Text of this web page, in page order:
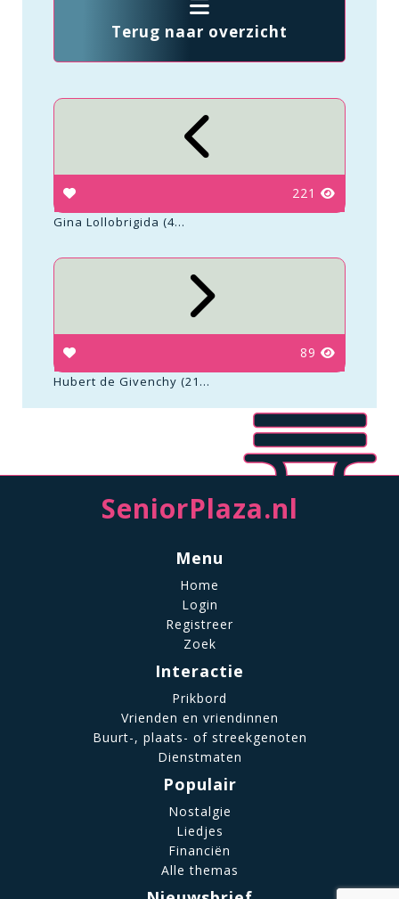
Terug naar overzicht
221
Gina Lollobrigida (4...
89
Hubert de Givenchy (21...
SeniorPlaza.nl
Menu
Home
Login
Registreer
Zoek
Interactie
Prikbord
Vrienden en vriendinnen
Buurt-, plaats- of streekgenoten
Dienstmaten
Populair
Nostalgie
Liedjes
Financiën
Alle themas